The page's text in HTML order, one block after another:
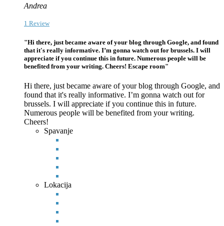
Andrea
1 Review
"Hi there, just became aware of your blog through Google, and found
that it's really informative. I’m gonna watch out for brussels. I will
appreciate if you continue this in future. Numerous people will be
benefited from your writing. Cheers! Escape room"
Hi there, just became aware of your blog through Google, and
found that it's really informative. I’m gonna watch out for
brussels. I will appreciate if you continue this in future.
Numerous people will be benefited from your writing.
Cheers!
Spavanje
Lokacija